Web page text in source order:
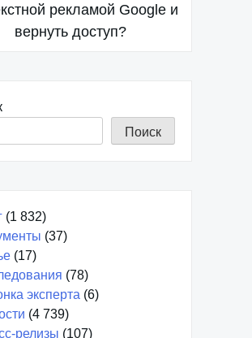
рекламой Google и
вернуть доступ?
Поиск
(1 832)
(37)
(17)
(78)
эксперта (6)
(4 739)
релизы (107)